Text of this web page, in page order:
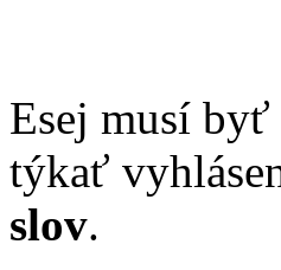
Esej musí byť
týkať
slov.